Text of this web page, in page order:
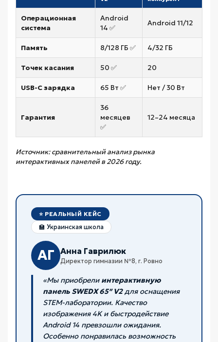
Операционная
система
Android
14 ✅
Android 11/12
Память 8/128 ГБ ✅ 4/32 ГБ
Точек касания 50 ✅ 20
USB-C зарядка 65 Вт ✅ Нет / 30 Вт
Гарантия
36
месяцев
✅
12–24 месяца
Источник: сравнительный анализ рынка
интерактивных панелей в 2026 году.
⭐ РЕАЛЬНЫЙ КЕЙС
🏫 Украинская школа
АГ Анна Гаврилюк
Директор гимназии №8, г. Ровно
«Мы приобрели интерактивную
панель SWEDX 65″ V2для оснащения
STEM-лаборатории. Качество
изображения 4K и быстродействие
Android 14 превзошли ожидания.
Особенно понравилась возможность